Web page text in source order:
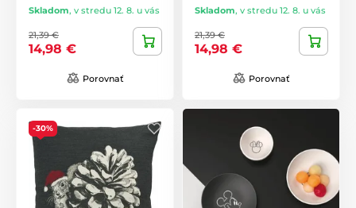
Skladom, v stredu 12. 8. u vás
21,39 €
14,98 €
Porovnať
Skladom, v stredu 12. 8. u vás
21,39 €
14,98 €
Porovnať
-30%